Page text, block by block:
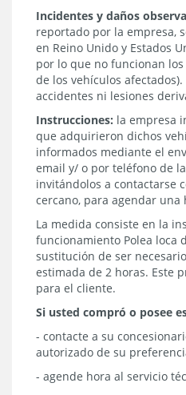
Incidentes y daños
reportado por la empresa,
en Reino Unido y Estados
por lo que no funcionan
de los vehículos
accidentes ni lesiones
Instrucciones: la empresa
que adquirieron dichos
informados mediante el
email y/ o por teléfono de
invitándolos a contactarse
cercano, para agendar una
La medida consiste en la
funcionamiento Polea loca
sustitución de ser
estimada de 2 horas. Este
para el cliente.
Si usted compró o posee
- contacte a su
autorizado de su
- agende hora al servicio